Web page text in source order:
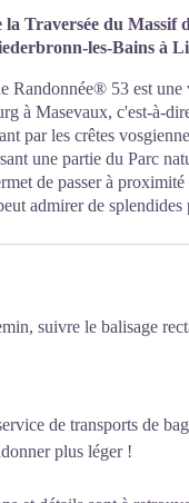
Traversée du Massif
les-Bains à
Randonnée® 53 est
à Masevaux, c'est-à-
par les crêtes
une partie du Parc
de passer à proximité
admirer de splendides
suivre le balisage
de transports de
plus léger !